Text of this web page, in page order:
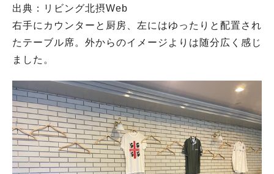
出典：リビング北摂Web
右手にカウンターと厨房、左にはゆったりと配置され
たテーブル席。外からのイメージよりは随分広く感じ
ました。